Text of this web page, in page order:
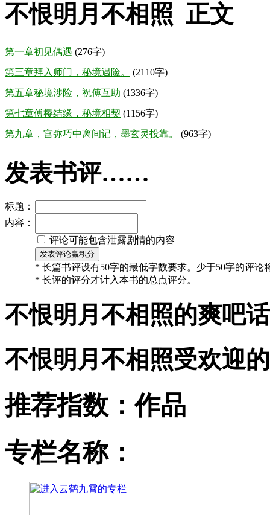
不恨明月不相照 正文
第一章初见偶遇 (276字)
第三章拜入师门，秘境遇险。
(2110字)
第五章秘境涉险，祝傅互助 (1336字)
第七章傅樱结缘，秘境相契 (1156字)
第九章，宫弥巧中离间记，墨玄灵投靠。
(963字)
发表书评……
标题：
内容：
评论可能包含泄露剧情的内容
* 长篇书评设有50字的最低字数要求。少于50字的评论
* 长评的评分才计入本书的总点评分。
不恨明月不相照的爽吧
不恨明月不相照受欢迎
推荐指数：作品
专栏名称：